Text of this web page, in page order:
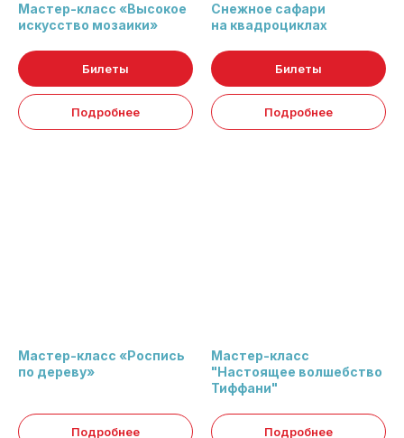
Мастер-класс «Высокое
искусство мозаики»
Билеты
Подробнее
Снежное сафари
на квадроциклах
Билеты
Подробнее
Мастер-класс «Роспись
по дереву»
Подробнее
Мастер-класс
"Настоящее волшебство
Тиффани"
Подробнее